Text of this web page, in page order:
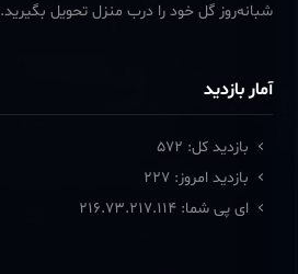
شبانه‌روز گل خود را درب منزل تحویل بگیرید.
آمار بازدید
بازدید کل: 572
بازدید امروز: 227
ای پی شما: 216.73.217.114